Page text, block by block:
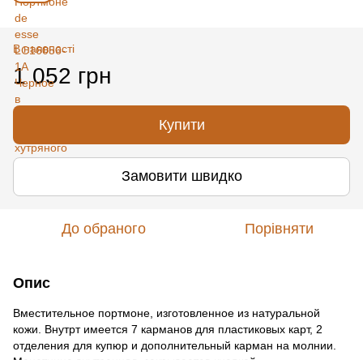
В наявності
1 052 грн
Купити
Замовити швидко
До обраного Порівняти
Опис
Вместительное портмоне, изготовленное из натуральной
кожи. Внутрт имеется 7 карманов для пластиковых карт, 2
отделения для купюр и дополнительный карман на молнии.